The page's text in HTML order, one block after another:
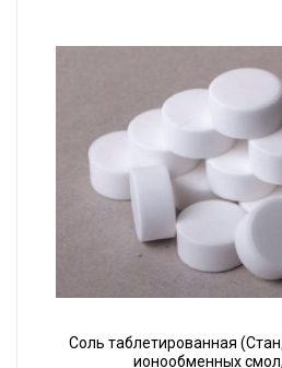
Соль таблетированная
ионообменных